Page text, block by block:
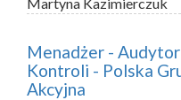
Menadżer -
Kontroli - Polska
Akcyjna